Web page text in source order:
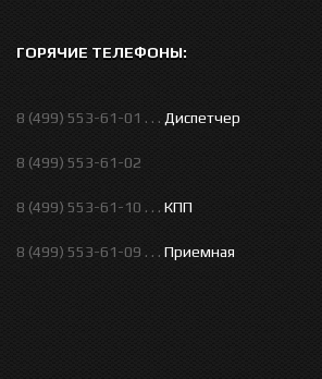
ГОРЯЧИЕ ТЕЛЕФОНЫ:
8 (499) 553-61-01 . . . Диспетчер
8 (499) 553-61-02
8 (499) 553-61-10 . . . КПП
8 (499) 553-61-09 . . . Приемная